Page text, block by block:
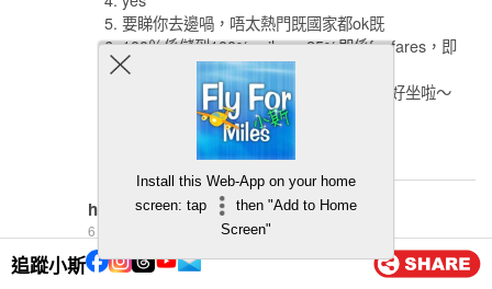
追蹤小斯
5. 要睇你去邊喎，唔太熱門既國家都ok既
6. 100％係儲到100% miles，25%即係fanfares，即
係儲得1/4既miles
7. 你鍾意啦，我自己就覺得CX又唔係話太好坐啦～
有得揀就揀其他啦！
harry
6 11 月, 2014
去馬爾代夫係咪應該買呀 :D??
Install this Web-App on your home
screen: tap
then "Add to Home
Screen"